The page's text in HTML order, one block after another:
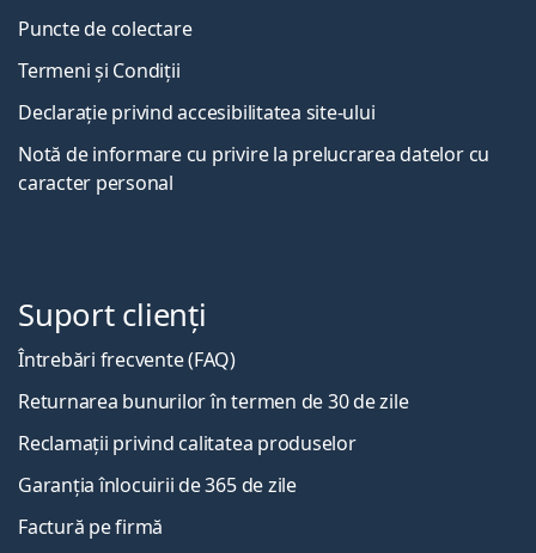
Puncte de colectare
Termeni și Condiții
Declarație privind accesibilitatea site-ului
Notă de informare cu privire la prelucrarea datelor cu
caracter personal
Suport clienți
Întrebări frecvente (FAQ)
Returnarea bunurilor în termen de 30 de zile
Reclamații privind calitatea produselor
Garanția înlocuirii de 365 de zile
Factură pe firmă